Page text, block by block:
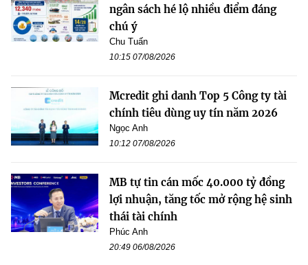
ngân sách hé lộ nhiều điểm đáng
chú ý
Chu Tuấn
10:15 07/08/2026
Mcredit ghi danh Top 5 Công ty tài
chính tiêu dùng uy tín năm 2026
Ngọc Anh
10:12 07/08/2026
MB tự tin cán mốc 40.000 tỷ đồng
lợi nhuận, tăng tốc mở rộng hệ sinh
thái tài chính
Phúc Anh
20:49 06/08/2026